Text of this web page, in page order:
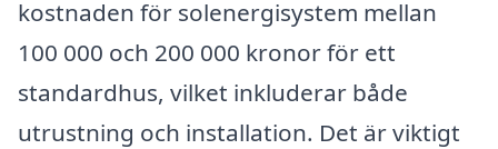
kostnaden för solenergisystem mellan
100 000 och 200 000 kronor för ett
standardhus, vilket inkluderar både
utrustning och installation. Det är viktigt